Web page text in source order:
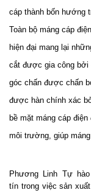
cáp thành bốn hướng
Toàn bộ máng cáp
hiện đại mang lại
cắt được gia công bởi
góc chấn được chấn
được hàn chính xác
bề mặt máng cáp
môi trường, giúp
Phương Linh Tự
tín trong việc sản